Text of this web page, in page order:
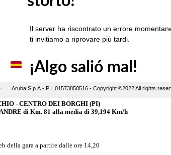
- CENTRO DEI BORGHI (PI)
di Km. 81 alla media di 39,194 Km/h
della gara a partire dalle ore 14,20